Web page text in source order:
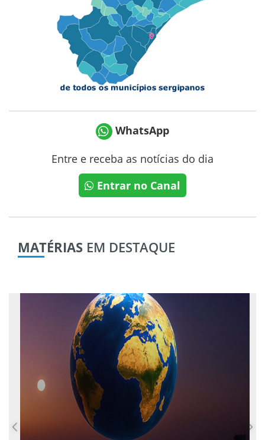
WhatsApp
Entre e receba as notícias do dia
Entrar no Canal
MATÉRIAS EM DESTAQUE